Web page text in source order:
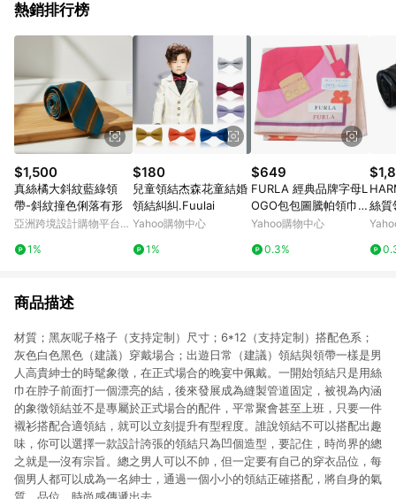
熱銷排行榜
$1,500
真絲橘大斜紋藍綠領
帶-斜紋撞色俐落有形
亞洲跨境設計購物平台
1%
$180
兒童領結杰森花童結婚
領結糾糾.Fuulai
Yahoo購物中心
1%
$649
FURLA 經典品牌字母L
OGO包包圖騰帕領巾
(粉紅)
Yahoo購物中心
0.3%
絲質
商品描述
材質；黑灰呢子格子（支持定制）尺寸；6*12（支持定制）搭配色系；
灰色白色黑色（建議）穿戴場合；出遊日常（建議）領結與領帶一樣是男
人高貴紳士的時髦象徵，在正式場合的晚宴中佩戴。一開始領結只是用絲
巾在脖子前面打一個漂亮的結，後來發展成為縫製管道固定，被視為內涵
的象徵領結並不是專屬於正式場合的配件，平常聚會甚至上班，只要一件
襯衫搭配合適領結，就可以立刻提升有型程度。誰說領結不可以搭配出趣
味，你可以選擇一款設計誇張的領結只為凹個造型，要記住，時尚界的總
之就是—沒有宗旨。總之男人可以不帥，但一定要有自己的穿衣品位，每
個男人都可以成為一名紳士，通過一個小小的領結正確搭配，將自身的氣